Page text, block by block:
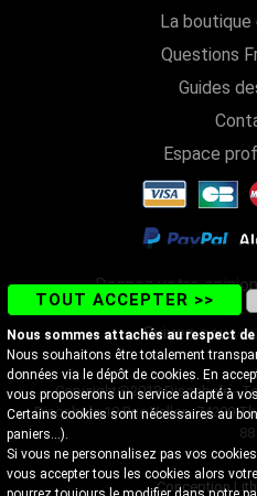
La
Questions
Guides
Espace
Donnez votre
Suivez-nous
Copyright@2018 Discobole -
Discobole 18 Rue Vallon, 74200
88
Conception
TOUT ACCEPTER >>
Nous sommes attachés au respect
Nous souhaitons être totalement
données via le dépôt de cookies. En
vous proposerons un service adapté à
Certains cookies sont nécessaires au
paniers...).
Si vous ne personnalisez pas vos
vous accepter tous les cookies alors